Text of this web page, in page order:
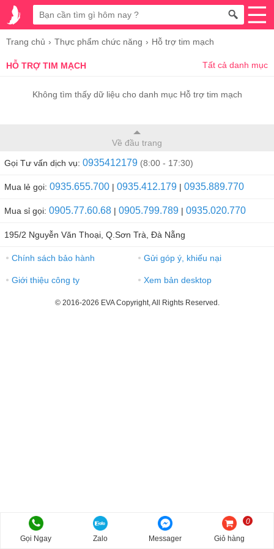
Trang chủ Thực phẩm chức năng Hỗ trợ tim mạch
HỖ TRỢ TIM MẠCH Tất cả danh mục
Không tìm thấy dữ liệu cho danh mục Hỗ trợ tim mạch
Về đầu trang
Gọi Tư vấn dịch vụ: 0935412179 (8:00 - 17:30)
Mua lẻ gọi: 0935.655.700 | 0935.412.179 | 0935.889.770
Mua sỉ gọi: 0905.77.60.68 | 0905.799.789 | 0935.020.770
195/2 Nguyễn Văn Thoại, Q.Sơn Trà, Đà Nẵng
● Chính sách bảo hành ● Gửi góp ý, khiếu nại
● Giới thiệu công ty ● Xem bản desktop
© 2016-2026 EVA Copyright, All Rights Reserved.
Gọi Ngay Zalo Messager Giỏ hàng
0